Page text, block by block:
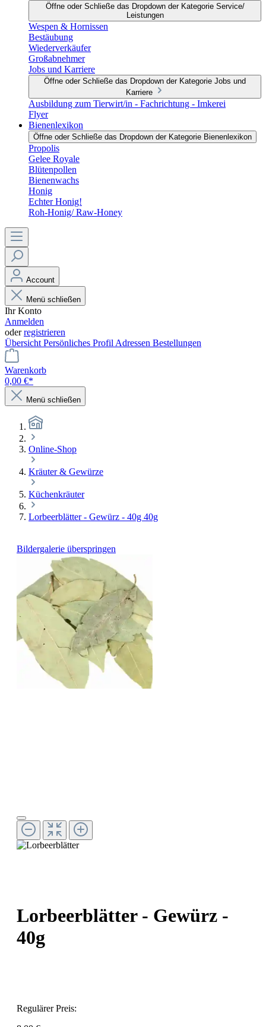
Öffne oder Schließe das Dropdown der Kategorie Service/
Leistungen
Wespen & Hornissen
Bestäubung
Wiederverkäufer
Großabnehmer
Jobs und Karriere
Öffne oder Schließe das Dropdown der Kategorie Jobs und
Karriere
Ausbildung zum Tierwirt/in - Fachrichtung - Imkerei
Flyer
Bienenlexikon
Öffne oder Schließe das Dropdown der Kategorie Bienenlexikon
Propolis
Gelee Royale
Blütenpollen
Bienenwachs
Honig
Echter Honig!
Roh-Honig/ Raw-Honey
Account
Menü schließen
Ihr Konto
Anmelden
oderregistrieren
Übersicht Persönliches Profil Adressen Bestellungen
Warenkorb
0,00 €*
Menü schließen
Online-Shop
Kräuter & Gewürze
Küchenkräuter
Lorbeerblätter - Gewürz - 40g 40g
Bildergalerie überspringen
Lorbeerblätter - Gewürz -
40g
Regulärer Preis: